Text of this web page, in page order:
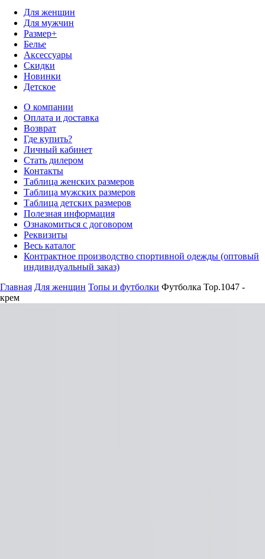
Для женщин
Для мужчин
Размер+
Белье
Аксессуары
Скидки
Новинки
Детское
О компании
Оплата и доставка
Возврат
Где купить?
Личный кабинет
Стать дилером
Контакты
Таблица женских размеров
Таблица мужских размеров
Таблица детских размеров
Полезная информация
Ознакомиться с договором
Реквизиты
Весь каталог
Контрактное производство спортивной одежды (оптовый
индивидуальный заказ)
Главная Для женщин Топы и футболки Футболка Top.1047 -
крем